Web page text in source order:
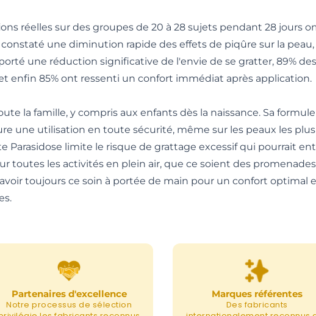
réelles sur des groupes de 20 à 28 sujets pendant 28 jours
une diminution rapide des effets de piqûre sur la
une réduction significative de l'envie de se gratter, 89%
enfin 85% ont ressenti un confort immédiat après application.
la famille, y compris aux enfants dès la naissance. Sa
une utilisation en toute sécurité, même sur les peaux les
Parasidose limite le risque de grattage excessif qui pourrait
toutes les activités en plein air, que ce soient des
toujours ce soin à portée de main pour un confort
Partenaires d'excellence
Notre processus de sélection
Marques référentes
Des fabricants